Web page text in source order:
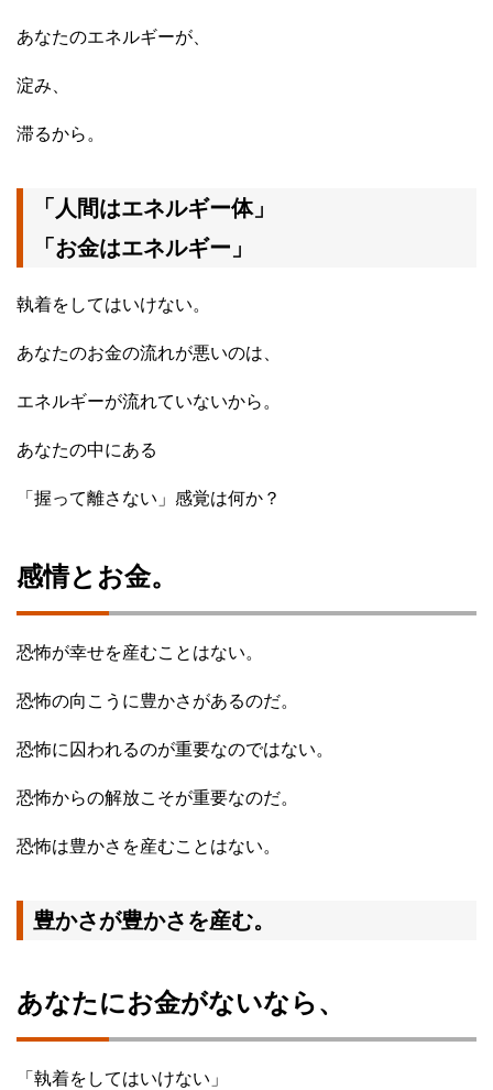
あなたのエネルギーが、
淀み、
滞るから。
「人間はエネルギー体」
「お金はエネルギー」
執着をしてはいけない。
あなたのお金の流れが悪いのは、
エネルギーが流れていないから。
あなたの中にある
「握って離さない」感覚は何か？
感情とお金。
恐怖が幸せを産むことはない。
恐怖の向こうに豊かさがあるのだ。
恐怖に囚われるのが重要なのではない。
恐怖からの解放こそが重要なのだ。
恐怖は豊かさを産むことはない。
豊かさが豊かさを産む。
あなたにお金がないなら、
「執着をしてはいけない」